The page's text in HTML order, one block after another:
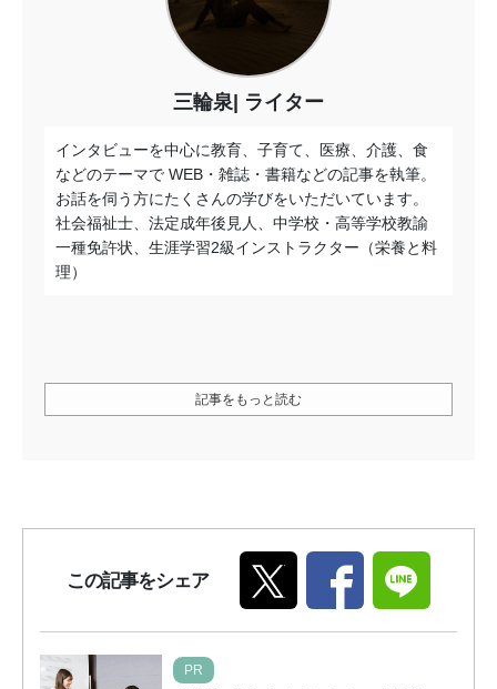
三輪泉 ライター
インタビューを中心に教育、子育て、医療、介護、食
などのテーマで WEB・雑誌・書籍などの記事を執筆。
お話を伺う方にたくさんの学びをいただいています。
社会福祉士、法定成年後見人、中学校・高等学校教諭
一種免許状、生涯学習2級インストラクター（栄養と料
理）
記事をもっと読む
この記事をシェア
PR